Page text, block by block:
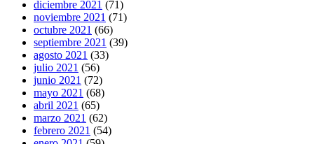
diciembre 2021 (71)
noviembre 2021 (71)
octubre 2021 (66)
septiembre 2021 (39)
agosto 2021 (33)
julio 2021 (56)
junio 2021 (72)
mayo 2021 (68)
abril 2021 (65)
marzo 2021 (62)
febrero 2021 (54)